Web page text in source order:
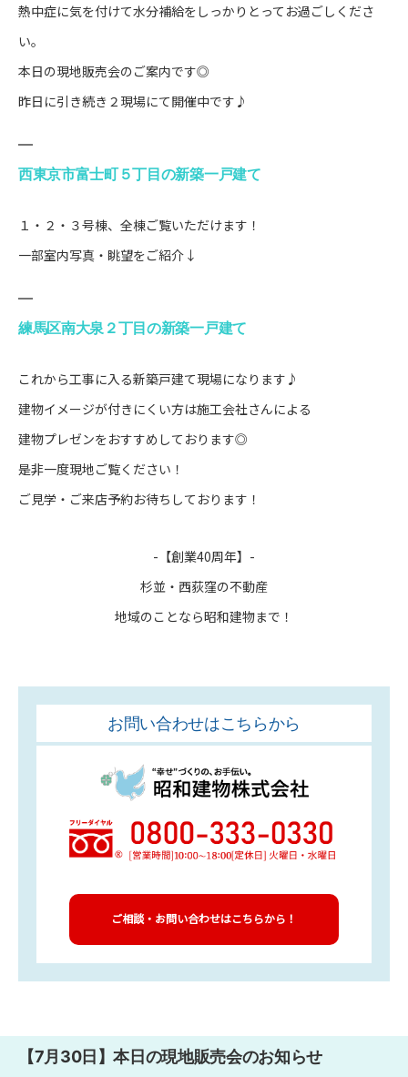
熱中症に気を付けて水分補給をしっかりとってお過ごしくださ
い。
本日の現地販売会のご案内です◎
昨日に引き続き２現場にて開催中です♪
西東京市富士町５丁目の新築一戸建て
１・２・３号棟、全棟ご覧いただけます！
一部室内写真・眺望をご紹介↓
練馬区南大泉２丁目の新築一戸建て
これから工事に入る新築戸建て現場になります♪
建物イメージが付きにくい方は施工会社さんによる
建物プレゼンをおすすめしております◎
是非一度現地ご覧ください！
ご見学・ご来店予約お待ちしております！
-【創業40周年】-
杉並・西荻窪の不動産
地域のことなら昭和建物まで！
お問い合わせはこちらから
ご相談・お問い合わせはこちらから！
【7月30日】本日の現地販売会のお知らせ